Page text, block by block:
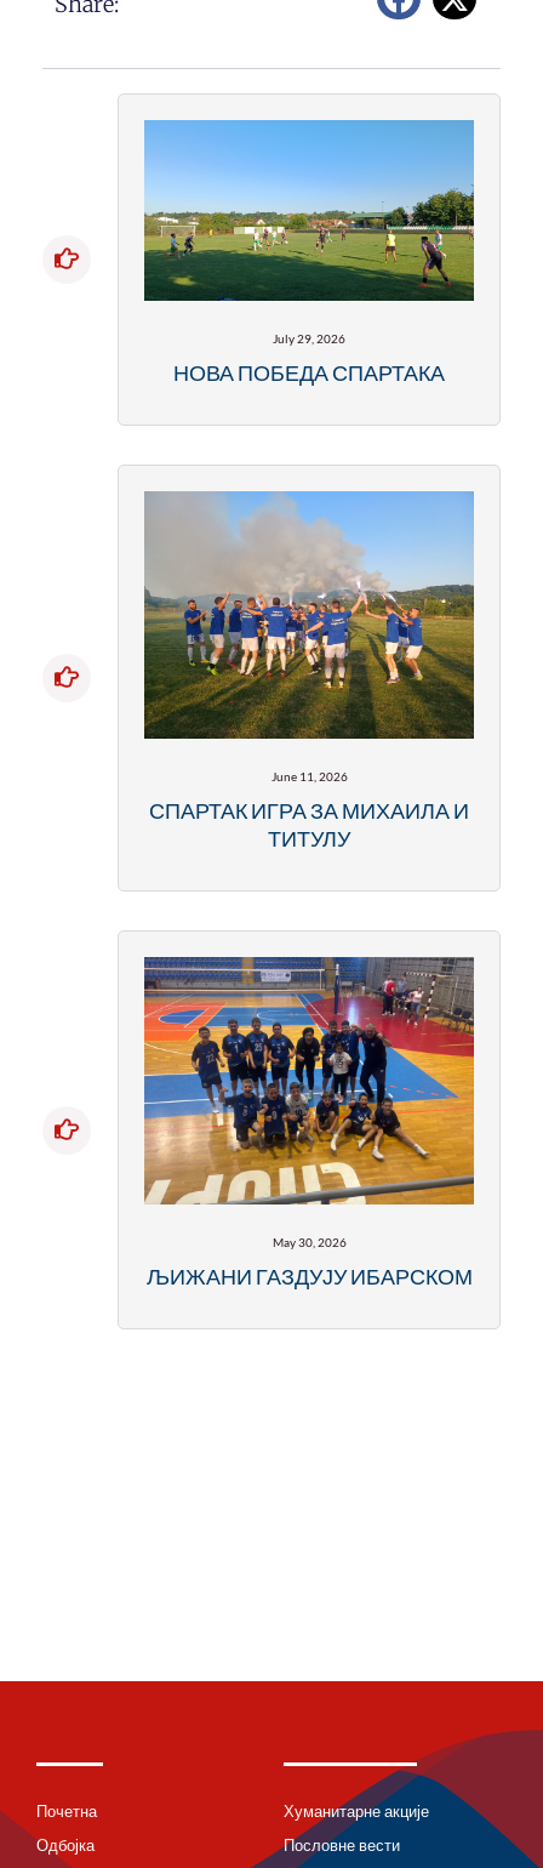
July 29, 2026
НОВА ПОБЕДА СПАРТАКА
June 11, 2026
СПАРТАК ИГРА ЗА МИХАИЛА И
ТИТУЛУ
May 30, 2026
ЉИЖАНИ ГАЗДУЈУ ИБАРСКОМ
Почетна
Одбојка
Хуманитарне акције
Пословне вести